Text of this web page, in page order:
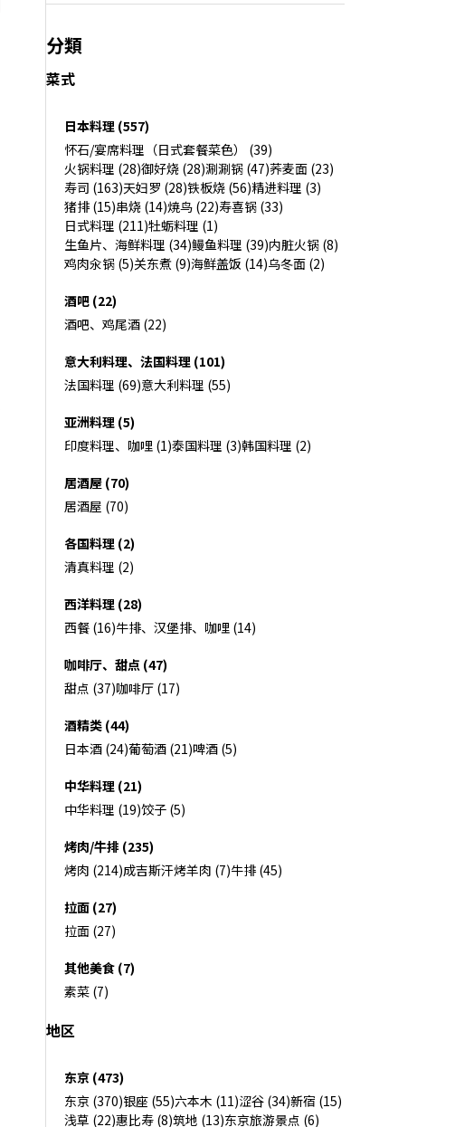
分類
菜式
日本料理 (557)
怀石/宴席料理（日式套餐菜色） (39)
火锅料理 (28)御好烧 (28)涮涮锅 (47)荞麦面 (23)
寿司 (163)天妇罗 (28)铁板烧 (56)精进料理 (3)
猪排 (15)串烧 (14)焼鸟 (22)寿喜锅 (33)
日式料理 (211)牡蛎料理 (1)
生鱼片、海鲜料理 (34)鳗鱼料理 (39)内脏火锅 (8)
鸡肉汆锅 (5)关东煮 (9)海鲜盖饭 (14)乌冬面 (2)
酒吧 (22)
酒吧、鸡尾酒 (22)
意大利料理、法国料理 (101)
法国料理 (69)意大利料理 (55)
亚洲料理 (5)
印度料理、咖哩 (1)泰国料理 (3)韩国料理 (2)
居酒屋 (70)
居酒屋 (70)
各国料理 (2)
清真料理 (2)
西洋料理 (28)
西餐 (16)牛排、汉堡排、咖哩 (14)
咖啡厅、甜点 (47)
甜点 (37)咖啡厅 (17)
酒精类 (44)
日本酒 (24)葡萄酒 (21)啤酒 (5)
中华料理 (21)
中华料理 (19)饺子 (5)
烤肉/牛排 (235)
烤肉 (214)成吉斯汗烤羊肉 (7)牛排 (45)
拉面 (27)
拉面 (27)
其他美食 (7)
素菜 (7)
地区
东京 (473)
东京 (370)银座 (55)六本木 (11)涩谷 (34)新宿 (15)
浅草 (22)惠比寿 (8)筑地 (13)东京旅游景点 (6)